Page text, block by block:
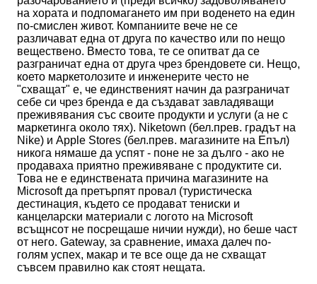
на хората и подпомагането им при воденето на един
по-смислен живот. Компаниите вече не се
различават една от друга по качество или по нещо
веществено. Вместо това, те се опитват да се
разграничат една от друга чрез брендовете си. Нещо,
което маркетолозите и инженерите често не
"схващат" е, че единственият начин да разграничат
себе си чрез бренда е да създават завладяващи
преживявания със своите продукти и услуги (а не с
маркетинга около тях). Niketown (бел.прев. градът на
Nike) и Apple Stores (бел.прев. магазините на Епъл)
никога нямаше да успят - поне не за дълго - ако не
продаваха приятно преживяване с продуктите си.
Това не е единствената причина магазините на
Microsoft да претърпят провал (туристическа
дестинация, където се продават тениски и
канцеларски материали с логото на Microsoft
всъщнсот не посрещаше ничии нужди), но беше част
от него. Gateway, за сравнение, имаха далеч по-
голям успех, макар и те все още да не схващат
съвсем правилно как стоят нещата.